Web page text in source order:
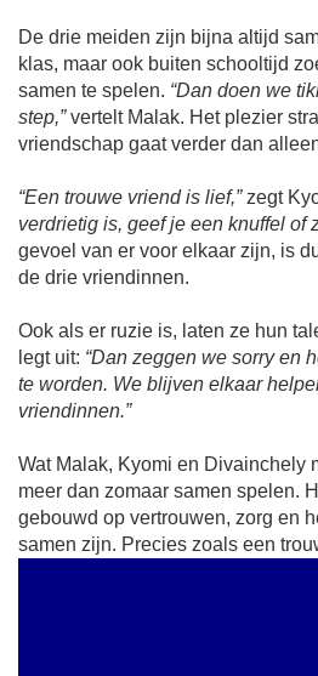
De drie meiden zijn bijna altijd
klas, maar ook buiten schooltijd
samen te spelen. “Dan doen we
step,”vertelt Malak. Het plezier
vriendschap gaat verder dan
“Een trouwe vriend is lief,” zegt
verdrietig is, geef je een knuffel of
gevoel van er voor elkaar zijn, is
de drie vriendinnen.
Ook als er ruzie is, laten ze hun
legt uit: “Dan zeggen we sorry en
te worden. We blijven elkaar
vriendinnen.”
Wat Malak, Kyomi en Divainchely
meer dan zomaar samen spelen.
gebouwd op vertrouwen, zorg en
samen zijn. Precies zoals een